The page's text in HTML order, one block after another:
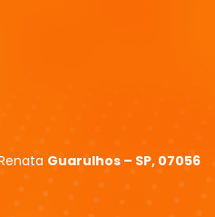
Guarulhos – SP, 07056